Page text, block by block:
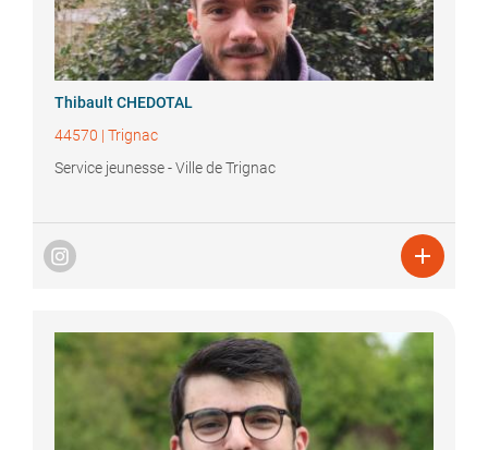
ThibaultCHEDOTAL
44570 | Trignac
Service jeunesse - Ville de Trignac
